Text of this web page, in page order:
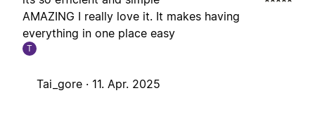
AMAZING I really love it. It makes having
everything in one place easy
T
Tai_gore · 11. Apr. 2025